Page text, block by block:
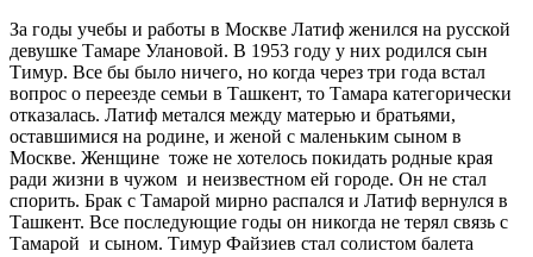
За годы учебы и работы в Москве Латиф женился на русской
девушке Тамаре Улановой. В 1953 году у них родился сын
Тимур. Все бы было ничего, но когда через три года встал
вопрос о переезде семьи в Ташкент, то Тамара категорически
отказалась. Латиф метался между матерью и братьями,
оставшимися на родине, и женой с маленьким сыном в
Москве. Женщине тоже не хотелось покидать родные края
ради жизни в чужом и неизвестном ей городе. Он не стал
спорить. Брак с Тамарой мирно распался и Латиф вернулся в
Ташкент. Все последующие годы он никогда не терял связь с
Тамарой и сыном. Тимур Файзиев стал солистом балета